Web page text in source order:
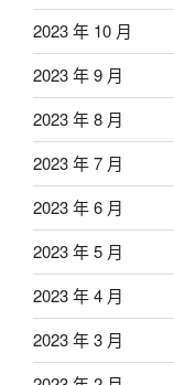
2023 年 10 月
2023 年 9 月
2023 年 8 月
2023 年 7 月
2023 年 6 月
2023 年 5 月
2023 年 4 月
2023 年 3 月